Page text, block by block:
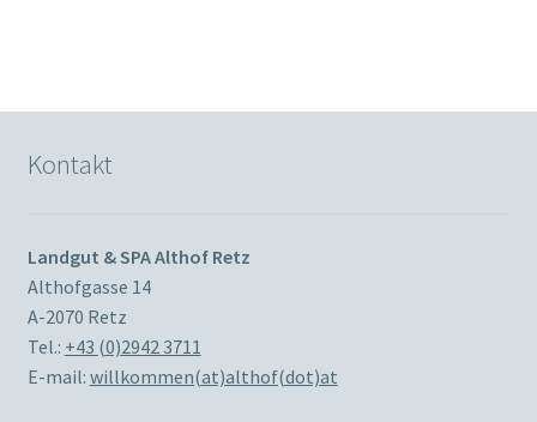
Kontakt
Landgut & SPA Althof Retz
Althofgasse 14
A-2070 Retz
Tel.: +43 (0)2942 3711
E-mail: willkommen(at)althof(dot)at